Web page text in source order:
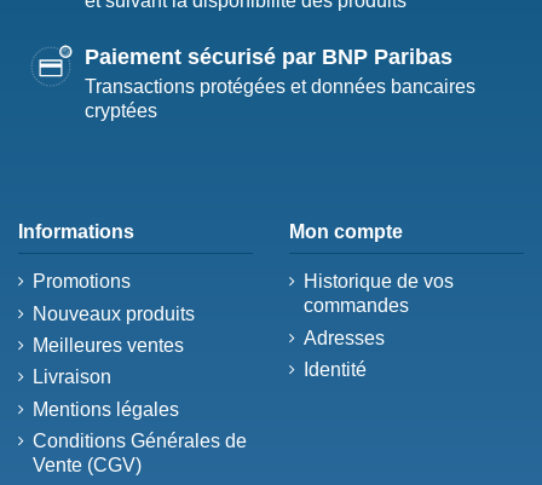
Paiement sécurisé par BNP Paribas
Transactions protégées et données bancaires
cryptées
Informations
Promotions
Nouveaux produits
Meilleures ventes
Livraison
Mentions légales
Conditions Générales de
Vente (CGV)
Mon compte
Historique de vos
commandes
Adresses
Identité